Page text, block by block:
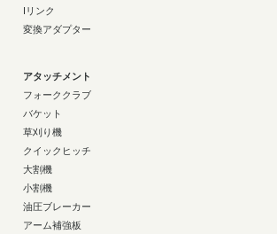
Iリンク
変換アダプター
アタッチメント
フォーククラブ
バケット
草刈り機
クイックヒッチ
大割機
小割機
油圧ブレーカー
アーム補強板